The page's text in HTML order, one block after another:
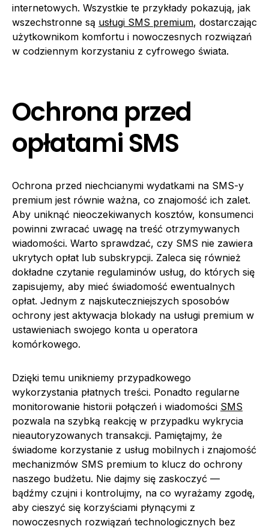
internetowych. Wszystkie te przykłady pokazują, jak
wszechstronne są usługi SMS premium, dostarczając
użytkownikom komfortu i nowoczesnych rozwiązań
w codziennym korzystaniu z cyfrowego świata.
Ochrona przed
opłatami SMS
Ochrona przed niechcianymi wydatkami na SMS-y
premium jest równie ważna, co znajomość ich zalet.
Aby uniknąć nieoczekiwanych kosztów, konsumenci
powinni zwracać uwagę na treść otrzymywanych
wiadomości. Warto sprawdzać, czy SMS nie zawiera
ukrytych opłat lub subskrypcji. Zaleca się również
dokładne czytanie regulaminów usług, do których się
zapisujemy, aby mieć świadomość ewentualnych
opłat. Jednym z najskuteczniejszych sposobów
ochrony jest aktywacja blokady na usługi premium w
ustawieniach swojego konta u operatora
komórkowego.
Dzięki temu unikniemy przypadkowego
wykorzystania płatnych treści. Ponadto regularne
monitorowanie historii połączeń i wiadomości SMS
pozwala na szybką reakcję w przypadku wykrycia
nieautoryzowanych transakcji. Pamiętajmy, że
świadome korzystanie z usług mobilnych i znajomość
mechanizmów SMS premium to klucz do ochrony
naszego budżetu. Nie dajmy się zaskoczyć —
bądźmy czujni i kontrolujmy, na co wyrażamy zgodę,
aby cieszyć się korzyściami płynącymi z
nowoczesnych rozwiązań technologicznych bez